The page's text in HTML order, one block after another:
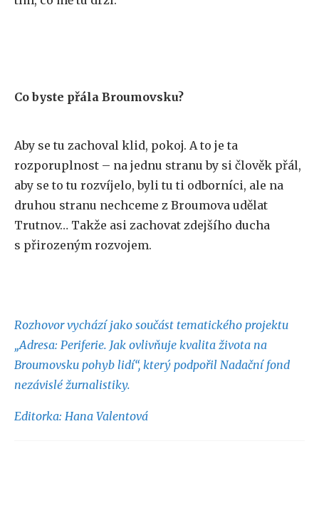
Co byste přála Broumovsku?
Aby se tu zachoval klid, pokoj. A to je ta
rozporuplnost – na jednu stranu by si člověk přál,
aby se to tu rozvíjelo, byli tu ti odborníci, ale na
druhou stranu nechceme z Broumova udělat
Trutnov… Takže asi zachovat zdejšího ducha
s přirozeným rozvojem.
Rozhovor vychází jako součást tematického projektu
„Adresa: Periferie. Jak ovlivňuje kvalita života na
Broumovsku pohyb lidí“, který podpořil Nadační fond
nezávislé žurnalistiky.
Editorka: Hana Valentová